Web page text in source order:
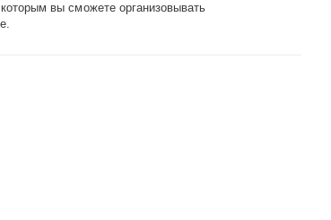
вы сможете организовывать